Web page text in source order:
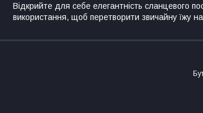
Відкрийте для себе елегантність сланцевого
використання, щоб перетворити звичайну їжу